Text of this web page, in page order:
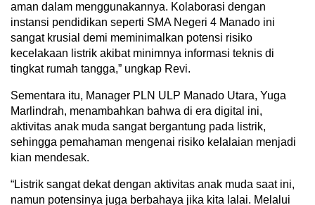
aman dalam menggunakannya. Kolaborasi dengan
instansi pendidikan seperti SMA Negeri 4 Manado ini
sangat krusial demi meminimalkan potensi risiko
kecelakaan listrik akibat minimnya informasi teknis di
tingkat rumah tangga,” ungkap Revi.
Sementara itu, Manager PLN ULP Manado Utara, Yuga
Marlindrah, menambahkan bahwa di era digital ini,
aktivitas anak muda sangat bergantung pada listrik,
sehingga pemahaman mengenai risiko kelalaian menjadi
kian mendesak.
“Listrik sangat dekat dengan aktivitas anak muda saat ini,
namun potensinya juga berbahaya jika kita lalai. Melalui